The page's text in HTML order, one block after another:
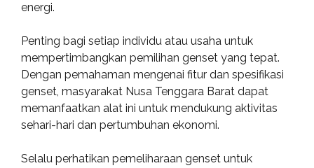
energi.
Penting bagi setiap individu atau usaha untuk
mempertimbangkan pemilihan genset yang tepat.
Dengan pemahaman mengenai fitur dan spesifikasi
genset, masyarakat Nusa Tenggara Barat dapat
memanfaatkan alat ini untuk mendukung aktivitas
sehari-hari dan pertumbuhan ekonomi.
Selalu perhatikan pemeliharaan genset untuk